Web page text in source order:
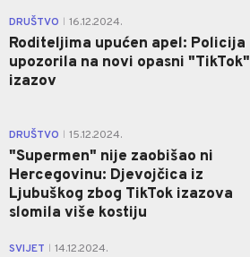
DRUŠTVO 16.12.2024.
Roditeljima upućen apel: Policija
upozorila na novi opasni "TikTok"
izazov
DRUŠTVO 15.12.2024.
"Supermen" nije zaobišao ni
Hercegovinu: Djevojčica iz
Ljubuškog zbog TikTok izazova
slomila više kostiju
SVIJET 14.12.2024.